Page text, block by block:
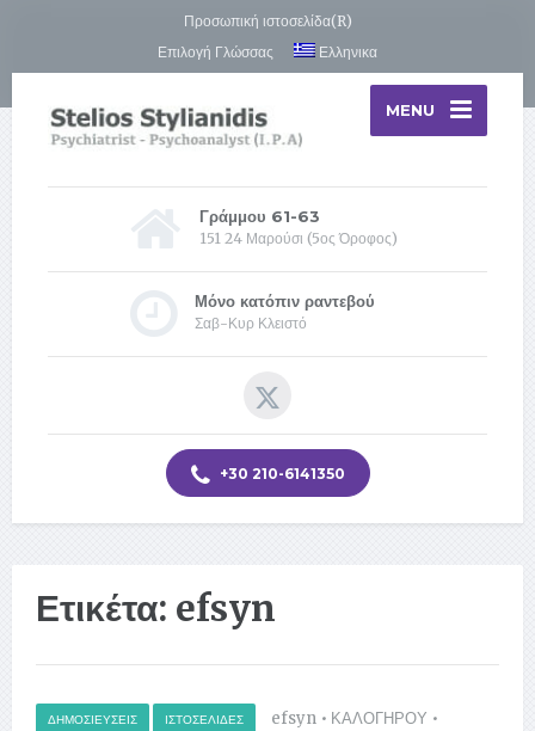
Προσωπική ιστοσελίδα(R)
Επιλογή Γλώσσας
Ελληνικα
MENU
Γράμμου 61-63
151 24 Μαρούσι (5ος Όροφος)
Μόνο κατόπιν ραντεβού
Σαβ-Κυρ Κλειστό
+30 210-6141350
Ετικέτα: efsyn
ΔΗΜΟΣΙΕΎΣΕΙΣ ΙΣΤΟΣΕΛΊΔΕΣ efsyn • ΚΑΛΟΓΗΡΟΥ •